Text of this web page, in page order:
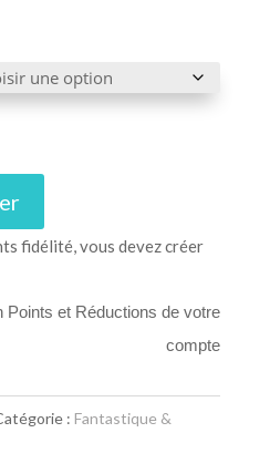
fidélité, vous devez créer
Points et Réductions de votre
compte
: Fantastique &